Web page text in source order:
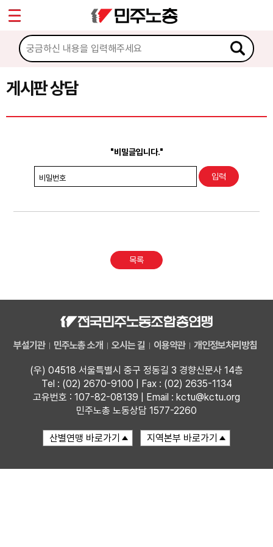
게시판 상담
"비밀글입니다."
비밀번호
목록
부설기관 민주노총 소개 오시는 길 이용약관 개인정보처리방침
(우) 04518 서울특별시 중구 정동길 3 경향신문사 14층
Tel : (02) 2670-9100 | Fax : (02) 2635-1134
고유번호 : 107-82-08139 | Email : kctu@kctu.org
민주노총 노동상담 1577-2260
마이페이지
소개
소식
노동상담
권리찾기수첩 검색
찾아보기
Sketchbook5, 스케치북5
Sketchbook5, 스케치북5